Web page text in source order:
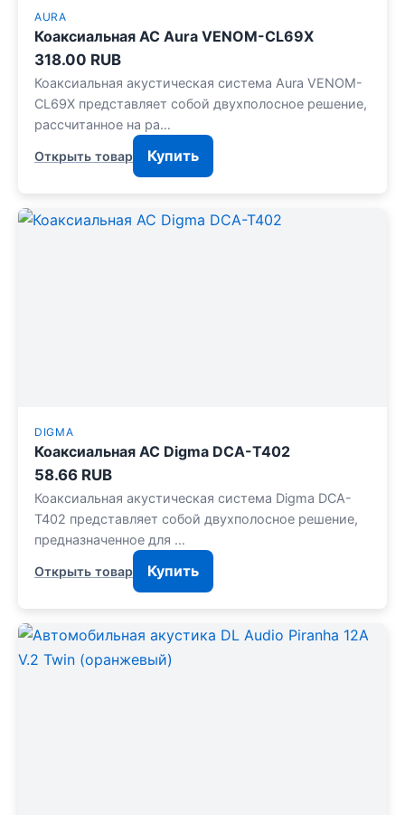
AURA
Коаксиальная АС Aura VENOM-CL69X
318.00 RUB
Коаксиальная акустическая система Aura VENOM-
CL69X представляет собой двухполосное решение,
рассчитанное на ра…
Открыть товар Купить
DIGMA
Коаксиальная АС Digma DCA-T402
58.66 RUB
Коаксиальная акустическая система Digma DCA-
T402 представляет собой двухполосное решение,
предназначенное для …
Открыть товар Купить